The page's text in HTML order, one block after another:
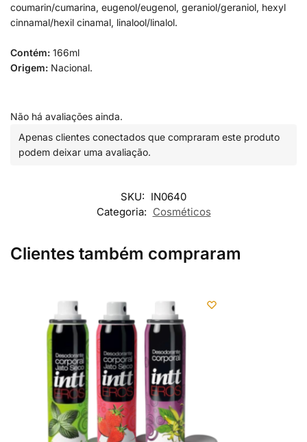
coumarin/cumarina, eugenol/eugenol, geraniol/geraniol, hexyl
cinnamal/hexil cinamal, linalool/linalol.
Contém: 166ml
Origem: Nacional.
Não há avaliações ainda.
Apenas clientes conectados que compraram este produto
podem deixar uma avaliação.
SKU: IN0640
Categoria: Cosméticos
Clientes também compraram